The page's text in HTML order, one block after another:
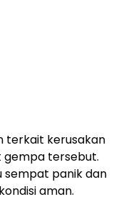
terkait kerusakan
gempa tersebut.
sempat panik dan
aman.